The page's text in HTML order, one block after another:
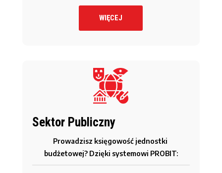
WIĘCEJ
Sektor Publiczny
Prowadzisz księgowość jednostki
budżetowej? Dzięki systemowi PROBIT: